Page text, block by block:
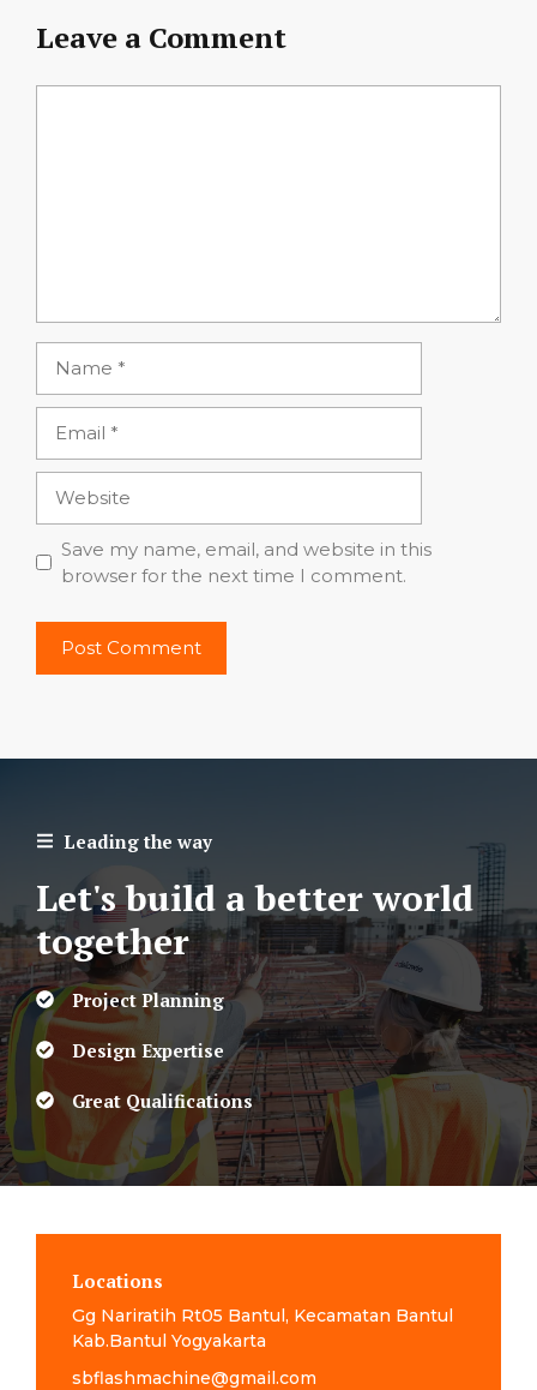
Leave a Comment
Save my name, email, and website in this
browser for the next time I comment.
Leading the way
Let's build a better world
together
Project Planning
Design Expertise
Great Qualifications
Locations
Gg Nariratih Rt05 Bantul, Kecamatan Bantul
Kab.Bantul Yogyakarta
sbflashmachine@gmail.com